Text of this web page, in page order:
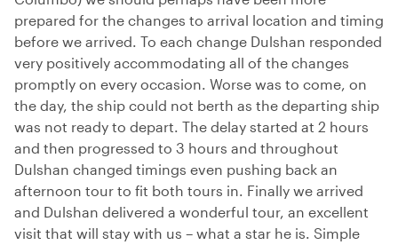
prepared for the changes to arrival location and timing
before we arrived. To each change Dulshan responded
very positively accommodating all of the changes
promptly on every occasion. Worse was to come, on
the day, the ship could not berth as the departing ship
was not ready to depart. The delay started at 2 hours
and then progressed to 3 hours and throughout
Dulshan changed timings even pushing back an
afternoon tour to fit both tours in. Finally we arrived
and Dulshan delivered a wonderful tour, an excellent
visit that will stay with us – what a star he is. Simple